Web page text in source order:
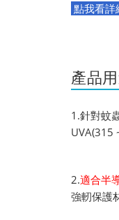
點我看詳
產品
1.針對蚊
UVA(315
2.適合半
強軔保護